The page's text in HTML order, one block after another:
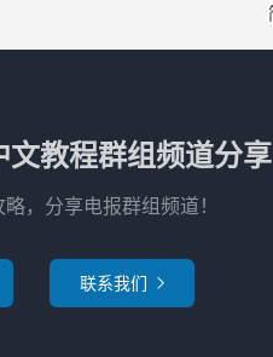
教程群组频道分享
，分享电报群组频道！
联系我们 